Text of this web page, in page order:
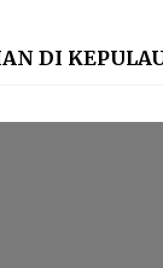
DI